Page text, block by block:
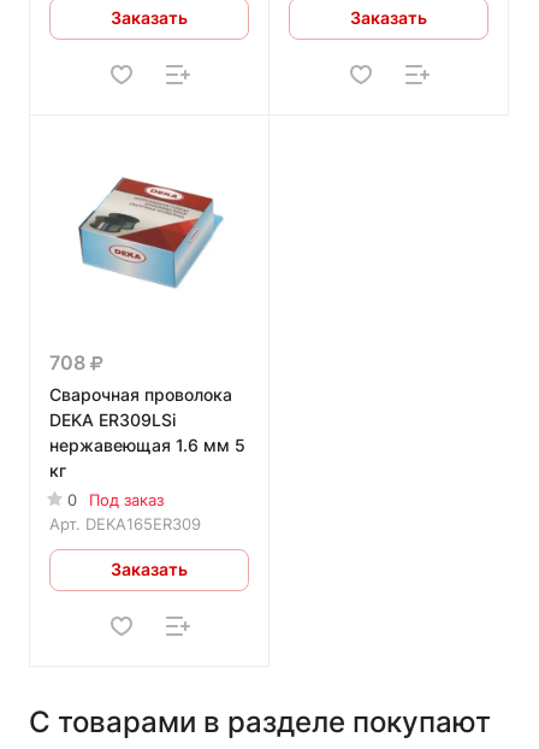
Заказать Заказать
708
Сварочная проволока
DEKA ER309LSi
нержавеющая 1.6 мм 5
кг
0
Под заказ
Арт. DEKA165ER309
Заказать
С товарами в разделе покупают